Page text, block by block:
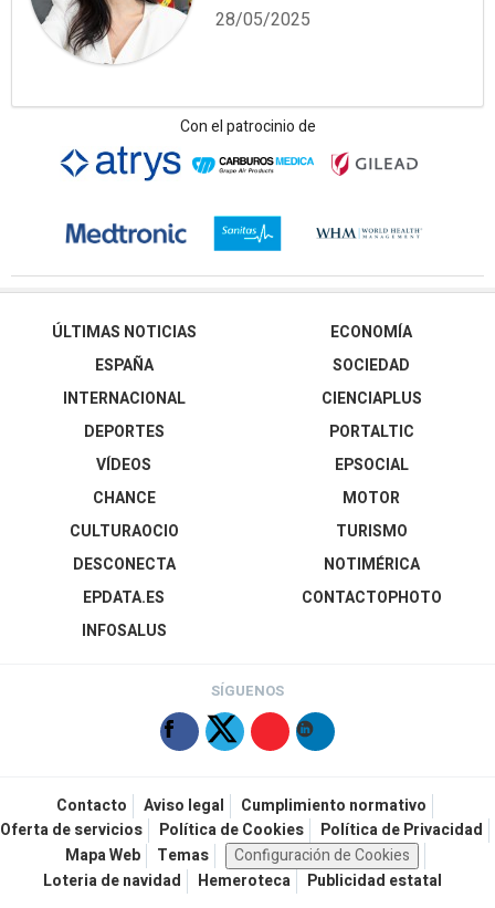
28/05/2025
Con el patrocinio de
ÚLTIMAS NOTICIAS
ESPAÑA
INTERNACIONAL
DEPORTES
VÍDEOS
ECONOMÍA
SOCIEDAD
CIENCIAPLUS
PORTALTIC
EPSOCIAL
CHANCE
CULTURAOCIO
DESCONECTA
EPDATA.ES
INFOSALUS
MOTOR
TURISMO
NOTIMÉRICA
CONTACTOPHOTO
SÍGUENOS
Contacto Aviso legal
Cumplimiento normativo
Oferta de servicios
Política de Cookies
Política de Privacidad
Mapa Web
Temas
Configuración de Cookies
Loteria de navidad
Hemeroteca Publicidad estatal